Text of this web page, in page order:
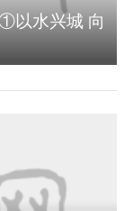
以水兴城 向